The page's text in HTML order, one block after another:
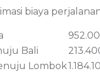
biaya
Bali
Lombok